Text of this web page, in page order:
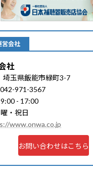
営会社
社
玉県飯能市緑町3-7
042-971-3567
9:00 - 17:00
・祝日
www.onwa.co.jp
お問い合わせはこちら